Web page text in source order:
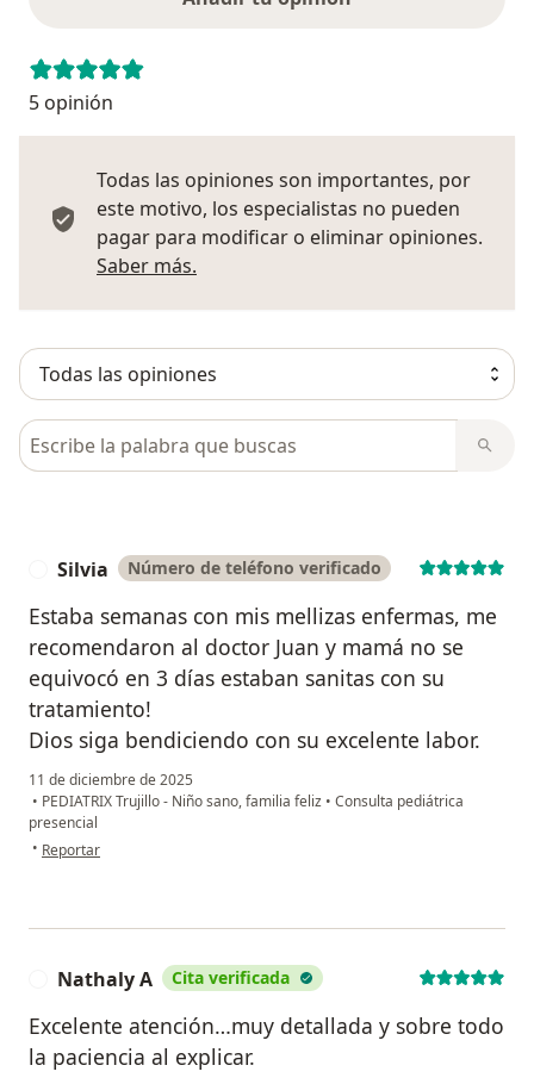
5 opinión
Todas las opiniones son importantes, por
este motivo, los especialistas no pueden
pagar para modificar o eliminar opiniones.
Saber más.
Busca en opiniones
Silvia Número de teléfono verificado
Estaba semanas con mis mellizas enfermas, me
recomendaron al doctor Juan y mamá no se
equivocó en 3 días estaban sanitas con su
tratamiento!
Dios siga bendiciendo con su excelente labor.
11 de diciembre de 2025
• PEDIATRIX Trujillo - Niño sano, familia feliz • Consulta pediátrica
presencial
• en opinión del usuario Silvia
Reportar
Nathaly A Cita verificada
Excelente atención…muy detallada y sobre todo
la paciencia al explicar.